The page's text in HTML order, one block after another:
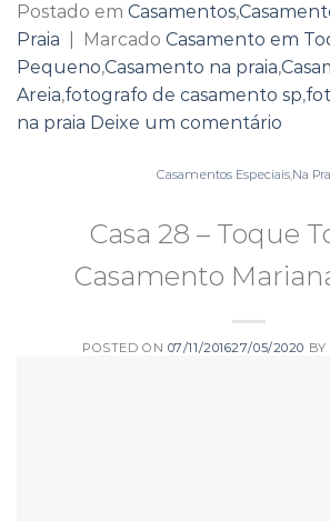
Postado em Casamentos,
Praia
Marcado Casamento em
Pequeno,Casamento na praia,
Areia,fotografo de casamento sp,
na praia Deixe um comentário
Casamentos Especiais,Na
Casa 28 – Toque
Casamento
POSTED ON 07/11/201627/05/2020 BY